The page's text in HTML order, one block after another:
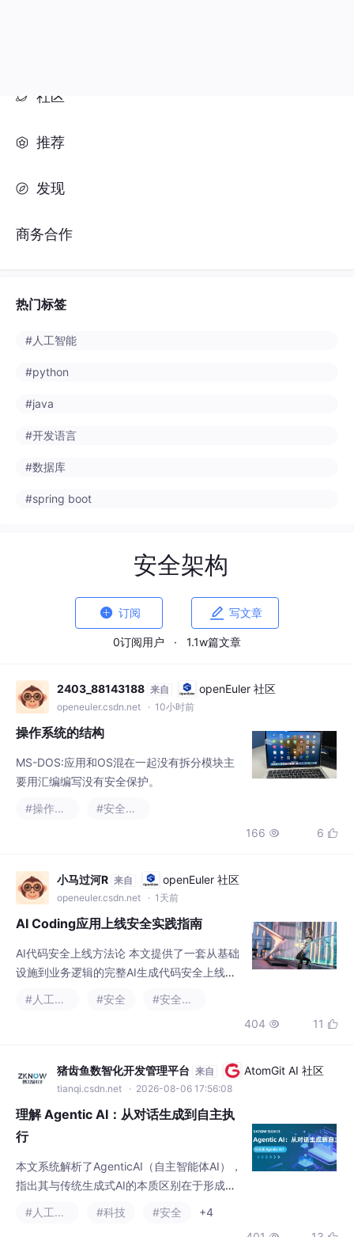
商务合作
#人工智能
#java
#开发语言
#数据库
#spring boot
openeuler.csdn.net
要用汇编编写没有安全保护。
#操作系统
#安全架构
166  6
小马过河R 来自
openeuler.csdn.net
设施到业务逻辑的完整AI生成代码安全上线方
案，包含以下核心内容： 基础设施安全：从操
作系统加固、网络隔离到容器安全，强调最小
化攻击面原则 代码层防护： 输入验证与参数
化查询 输出编码防XSS JWT认证最佳实践 资
源访问权限检查 安全工具链：SAST/DAST/IA
防御 应急方案：入侵检测、日志审计、灾备恢
#人工智能 #安全
404  11 
猪齿鱼数智化开发管理平台 来自 AtomGit AI 社区
tianqi.csdn.net · 2026-08-06 17:56:08
本文系统解析了AgenticAI（自主智能体AI），
指出其与传统生成式AI的本质区别在于形成感
知-推理-规划-执行-反馈的闭环运行机制。
#人工智能 #科技 #安全
+4
401  13 
公众号：数据化运营圈 来自 AI Agent技术社区
agent.csdn.net · 2026-04-26 07:42:48